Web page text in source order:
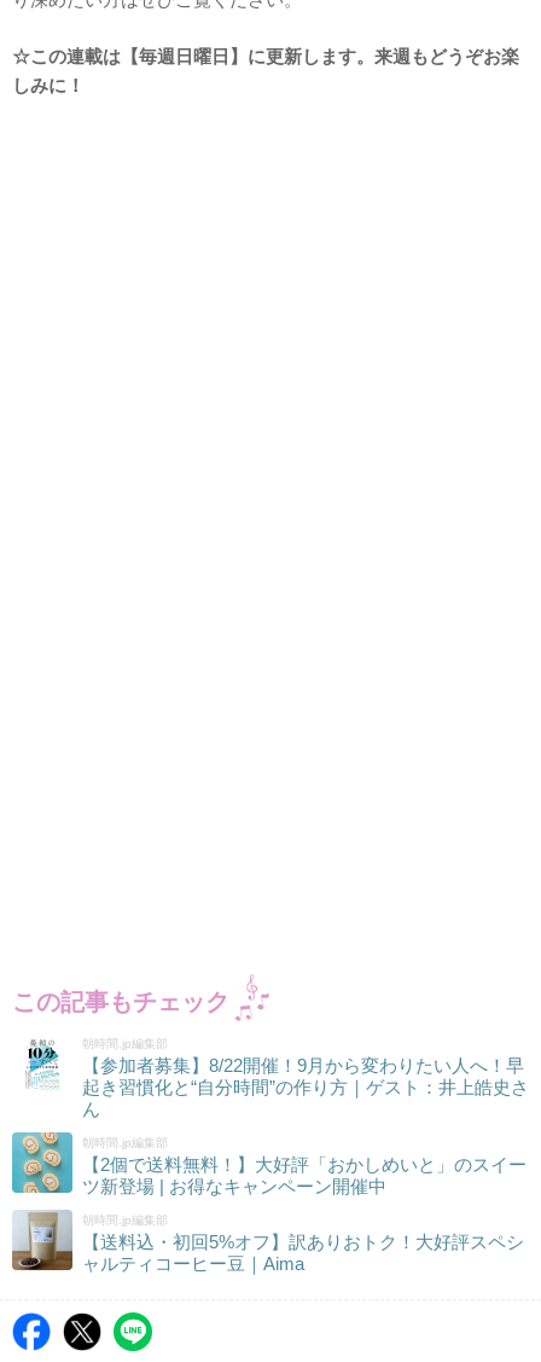
☆この連載は【毎週日曜日】に更新します。来週もどうぞお楽
しみに！
この記事もチェック
朝時間.jp編集部
【参加者募集】8/22開催！9月から変わりたい人へ！早
起き習慣化と“自分時間”の作り方｜ゲスト：井上皓史さ
ん
朝時間.jp編集部
【2個で送料無料！】大好評「おかしめいと」のスイー
ツ新登場 | お得なキャンペーン開催中
朝時間.jp編集部
【送料込・初回5%オフ】訳ありおトク！大好評スペシ
ャルティコーヒー豆｜Aima